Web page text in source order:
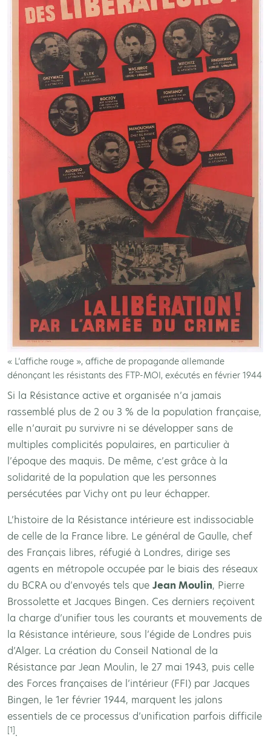
« L’affiche rouge », affiche de propagande allemande
dénonçant les résistants des FTP-MOI, exécutés en février 1944
Si la Résistance active et organisée n’a jamais
rassemblé plus de 2 ou 3 % de la population française,
elle n’aurait pu survivre ni se développer sans de
multiples complicités populaires, en particulier à
l’époque des maquis. De même, c’est grâce à la
solidarité de la population que les personnes
persécutées par Vichy ont pu leur échapper.
L’histoire de la Résistance intérieure est indissociable
de celle de la France libre. Le général de Gaulle, chef
des Français libres, réfugié à Londres, dirige ses
agents en métropole occupée par le biais des réseaux
du BCRA ou d’envoyés tels que Jean Moulin, Pierre
Brossolette et Jacques Bingen. Ces derniers reçoivent
la charge d’unifier tous les courants et mouvements de
la Résistance intérieure, sous l’égide de Londres puis
d’Alger. La création du Conseil National de la
Résistance par Jean Moulin, le 27 mai 1943, puis celle
des Forces françaises de l’intérieur (FFI) par Jacques
Bingen, le 1er février 1944, marquent les jalons
essentiels de ce processus d’unification parfois difficile
[1].